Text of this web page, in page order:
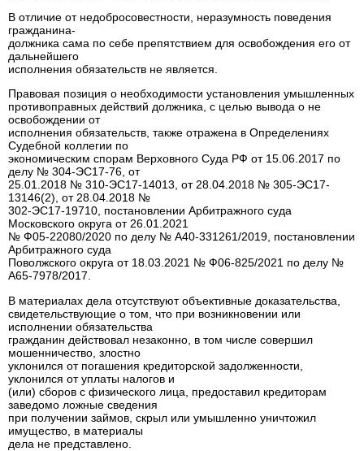
В отличие от недобросовестности, неразумность поведения
гражданина-
должника сама по себе препятствием для освобождения его от
дальнейшего
исполнения обязательств не является.
Правовая позиция о необходимости установления умышленных
противоправных действий должника, с целью вывода о не
освобождении от
исполнения обязательств, также отражена в Определениях
Судебной коллегии по
экономическим спорам Верховного Суда РФ от 15.06.2017 по
делу № 304-ЭС17-76, от
25.01.2018 № 310-ЭС17-14013, от 28.04.2018 № 305-ЭС17-
13146(2), от 28.04.2018 №
302-ЭС17-19710, постановлении Арбитражного суда
Московского округа от 26.01.2021
№ Ф05-22080/2020 по делу № А40-331261/2019, постановлении
Арбитражного суда
Поволжского округа от 18.03.2021 № Ф06-825/2021 по делу №
А65-7978/2017.
В материалах дела отсутствуют объективные доказательства,
свидетельствующие о том, что при возникновении или
исполнении обязательства
гражданин действовал незаконно, в том числе совершил
мошенничество, злостно
уклонился от погашения кредиторской задолженности,
уклонился от уплаты налогов и
(или) сборов с физического лица, предоставил кредиторам
заведомо ложные сведения
при получении займов, скрыл или умышленно уничтожил
имущество, в материалы
дела не представлено.